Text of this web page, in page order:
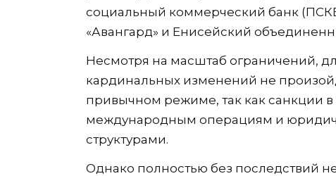
социальный коммерческий банк
«Авангард» и Енисейский
Несмотря на масштаб ограничений,
кардинальных изменений не
привычном режиме, так как санкции
международным операциям и
структурами.
Однако полностью без последствий